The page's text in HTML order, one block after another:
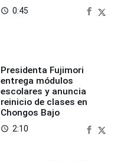
access_time 0:45
Presidenta Fujimori
entrega módulos
escolares y anuncia
reinicio de clases en
Chongos Bajo
access_time 2:10